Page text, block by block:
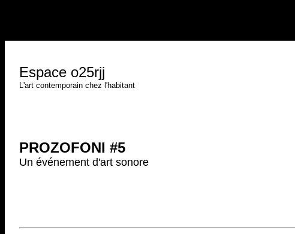
Espace o25rjj
L'art contemporain chez l'habitant
PROZOFONI #5
Un événement d'art sonore